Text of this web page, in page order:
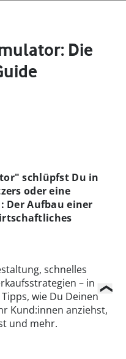
Die
schlüpfst Du in
oder eine
Der Aufbau einer
schnelles
– in
wie Du Deinen
Kund:innen anziehst,
und mehr.